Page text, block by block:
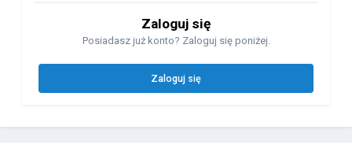
Zaloguj się
Posiadasz już konto? Zaloguj się poniżej.
Zaloguj się